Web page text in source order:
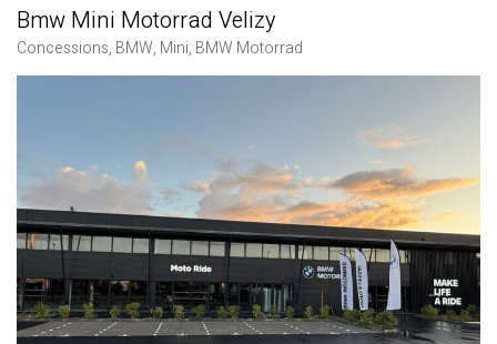
Bmw Mini Motorrad Velizy
Concessions, BMW, Mini, BMW Motorrad